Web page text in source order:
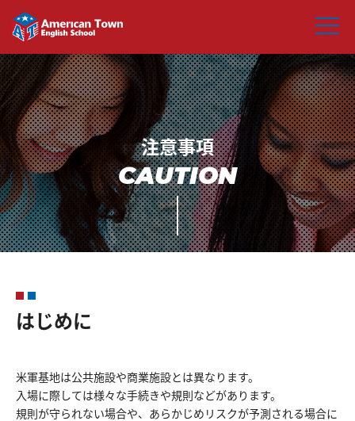
CAUTION
はじめに
米軍基地は公共施設や商業施設とは異なります。
入場に際しては様々な手続きや規則などがあります。
規則が守られない場合や、あらかじめリスクが予測される場合に